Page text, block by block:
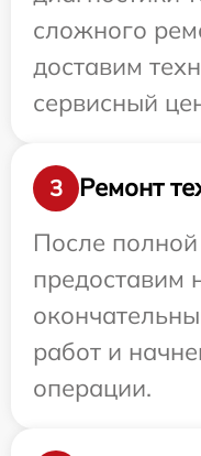
сложного
доставим
сервисный
3
Ремонт
После
предоставим
работ и
операции.